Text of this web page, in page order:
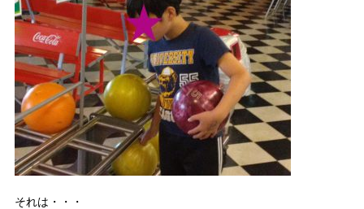
それは・・・